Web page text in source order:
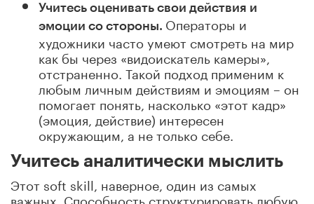
Учитесь оценивать свои действия и
эмоции со стороны. Операторы и
художники часто умеют смотреть на мир
как бы через «видоискатель камеры»,
отстраненно. Такой подход применим к
любым личным действиям и эмоциям – он
помогает понять, насколько «этот кадр»
(эмоция, действие) интересен
окружающим, а не только себе.
Учитесь аналитически мыслить
Этот soft skill, наверное, один из самых
важных. Способность структурировать любую